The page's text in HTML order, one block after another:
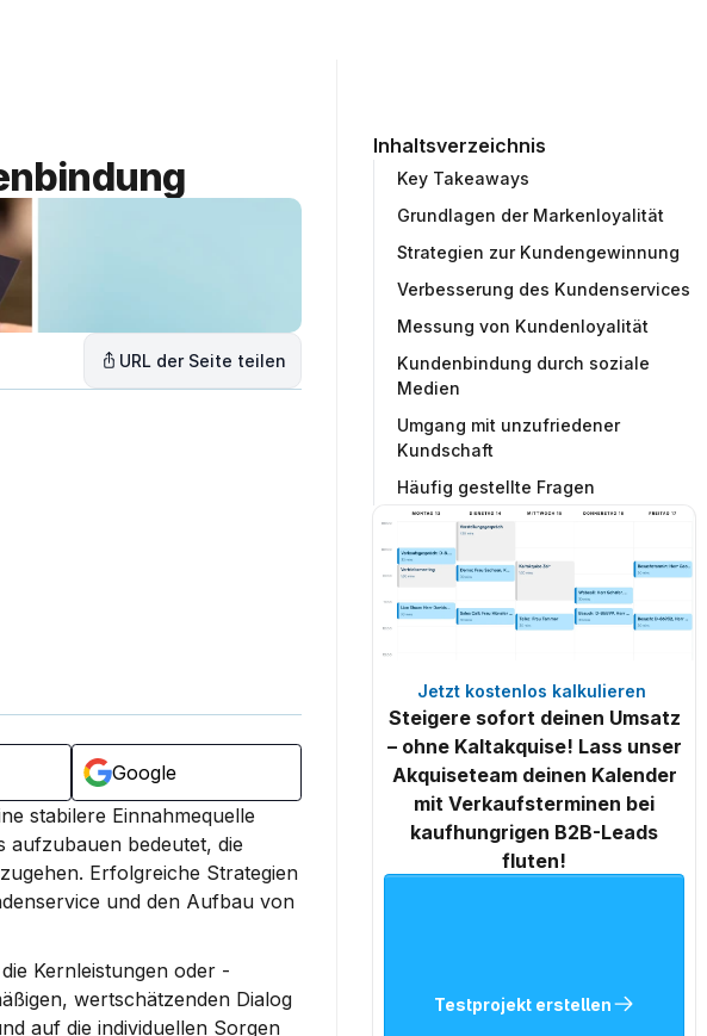
Inhaltsverzeichnis
Key Takeaways
Grundlagen der Markenloyalität
Strategien zur Kundengewinnung
Verbesserung des Kundenservices
Messung von Kundenloyalität
Kundenbindung durch soziale
Medien
Umgang mit unzufriedener
Kundschaft
Häufig gestellte Fragen
Jetzt kostenlos kalkulieren
Steigere sofort deinen Umsatz
– ohne Kaltakquise! Lass unser
Akquiseteam deinen Kalender
mit Verkaufsterminen bei
kaufhungrigen B2B-Leads
fluten!
Testprojekt erstellen
URL der Seite teilen
Google
stabilere Einnahmequelle
aufzubauen bedeutet, die
Erfolgreiche Strategien
und den Aufbau von
Kernleistungen oder -
wertschätzenden Dialog
auf die individuellen Sorgen